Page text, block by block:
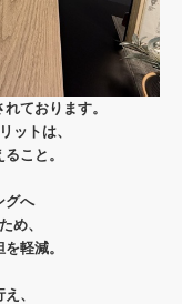
ております。
ットは、
こと。
グへ
め、
軽減。
、